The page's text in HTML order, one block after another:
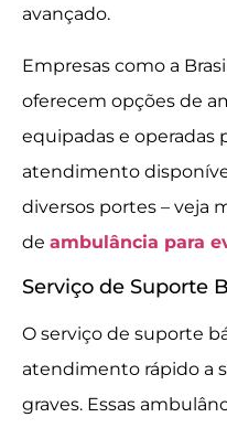
avançado.
Empresas como a
oferecem opções de
equipadas e operadas
atendimento
diversos portes – veja
de ambulância para
Serviço de Suporte
O serviço de suporte
atendimento rápido a
graves. Essas